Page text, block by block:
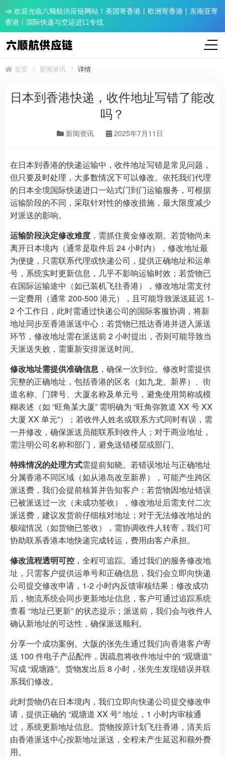
📣 欢迎光临六顺航供应链网站！美国寄香港丨欧洲寄香港丨东南亚寄
香港丨国际快递与空运进口专线
首页 新闻资讯 详情
日本到香港快递，收件地址写错了能改
吗？
新闻资讯 2025年7月11日
在日本到香港的快递运输中，收件地址写错是常见问题，
但只要及时处理，大多数情况下可以修改。依托我们代理
的日本全境国际快递进口一站式门到门运输服务，可根据
运输阶段的不同，采取针对性的修改措施，最大限度减少
对派送的影响。​
运输阶段决定修改难度 ，需抓住黄金修改期。若货物尚未
离开日本境内（通常是取件后 24 小时内），修改地址最
为便捷，只需联系代理或快递公司，提供正确地址和运单
号，系统实时更新信息，几乎不影响运输时效；若货物已
在国际运输途中（如已装机飞往香港），修改地址需支付
一定费用（通常 200-500 港元），且可能导致派送延迟 1-
2 个工作日，此时需通过快递公司的国际客服协调，将新
地址同步至香港派送中心；若货物已抵达香港并进入派送
环节，修改地址需在派送前 2 小时提出，否则可能导致当
天派送失败，需重新安排派送时间。​
修改地址需提供准确信息 ，确保一次到位。修改时需提供
完整的正确地址，包括香港的区名（如九龙、新界）、街
道名称、门牌号、大厦名称及单元号，避免使用简称或模
糊表述（如 “旺角某大厦” 需明确为 “旺角弥敦道 XX 号 XX
大厦 XX 单元”）；若收件人姓名或联系方式同时有误，需
一并修改，确保派送员能联系到收件人；对于商业地址，
需注明公司名称和部门，避免送错楼层或部门。​
特殊情况的处理方式需提前知晓。若错误地址与正确地址
分属香港不同区域（如从港岛改至新界），可能产生跨区
派送费，我们会提前核算并告知客户；若货物因地址错误
已被派送过一次（未成功签收），修改地址后需支付二次
派送费，建议发货前仔细核对地址；对于无法修改地址的
极端情况（如货物已签收），需协调收件人转寄，我们可
协助联系香港本地快递完成转运，费用由客户承担。​
修改流程透明可控 ，全程可追踪。通过我们的服务修改地
址，只需客户提供运单号和正确信息，我们会立即向快递
公司提交修改申请，1-2 小时内反馈审核结果；修改成功
后，物流系统会同步更新地址信息，客户可通过追踪系统
查看 “地址已更新” 的状态提示；派送前，我们会与收件人
确认新地址的可达性，确保派送顺利。​
分享一个成功案例。大阪的张先生通过我们向香港客户寄
送 100 件电子产品配件，因疏忽将收件地址中的 “观塘道”
写成 “观塘路”。货物发出后 8 小时，张先生发现错误并联
系我们修改。​
此时货物仍在日本境内，我们立即向快递公司提交修改申
请，提供正确的 “观塘道 XX 号” 地址，1 小时内审核通
过，系统更新地址信息。货物按原计划飞往香港，清关后
由香港派送中心按新地址派送，全程未产生延迟和额外费
用。​